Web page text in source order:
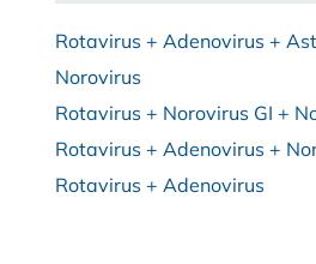
Rotavirus + Adenovirus +
Norovirus
Rotavirus + Norovirus GI +
Rotavirus + Adenovirus +
Rotavirus + Adenovirus